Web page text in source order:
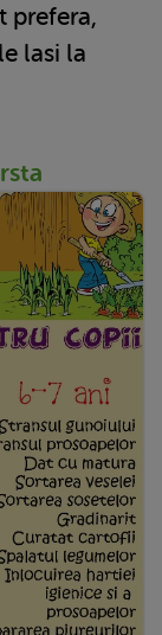
prefera,
lasi la